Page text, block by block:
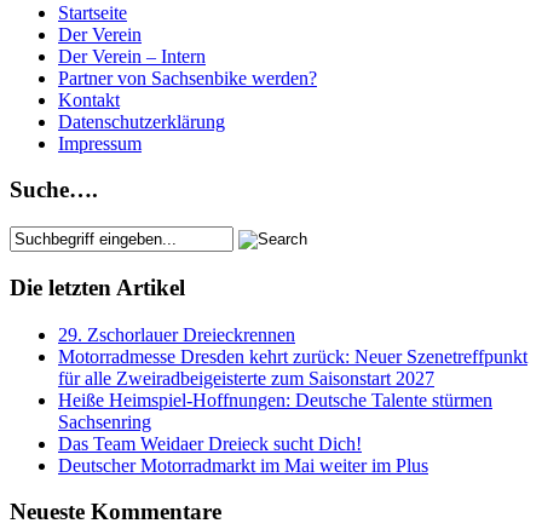
Startseite
Der Verein
Der Verein – Intern
Partner von Sachsenbike werden?
Kontakt
Datenschutzerklärung
Impressum
Suche….
Die letzten Artikel
29. Zschorlauer Dreieckrennen
Motorradmesse Dresden kehrt zurück: Neuer Szenetreffpunkt
für alle Zweiradbeigeisterte zum Saisonstart 2027
Heiße Heimspiel-Hoffnungen: Deutsche Talente stürmen
Sachsenring
Das Team Weidaer Dreieck sucht Dich!
Deutscher Motorradmarkt im Mai weiter im Plus
Neueste Kommentare